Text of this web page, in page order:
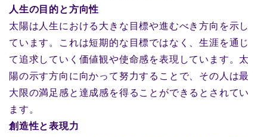
人生の目的と方向性
太陽は人生における大きな目標や進むべき方向を示し
ています。これは短期的な目標ではなく、生涯を通じ
て追求していく価値観や使命感を表現しています。太
陽の示す方向に向かって努力することで、その人は最
大限の満足感と達成感を得ることができるとされてい
ます。
創造性と表現力